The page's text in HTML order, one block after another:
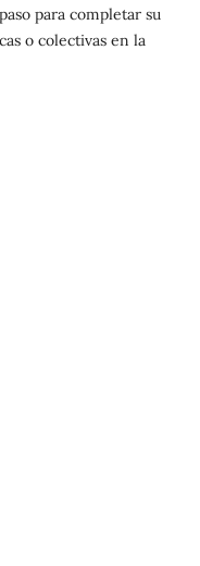
para completar su
o colectivas en la